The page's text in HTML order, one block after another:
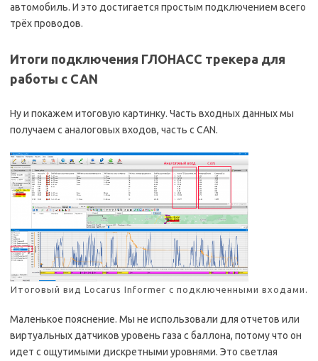
автомобиль. И это достигается простым подключением всего
трёх проводов.
Итоги подключения ГЛОНАСС трекера для
работы с CAN
Ну и покажем итоговую картинку. Часть входных данных мы
получаем с аналоговых входов, часть с CAN.
Итоговый вид Locarus Informer с подключенными входами.
Маленькое пояснение. Мы не использовали для отчетов или
виртуальных датчиков уровень газа с баллона, потому что он
идет с ощутимыми дискретными уровнями. Это светлая